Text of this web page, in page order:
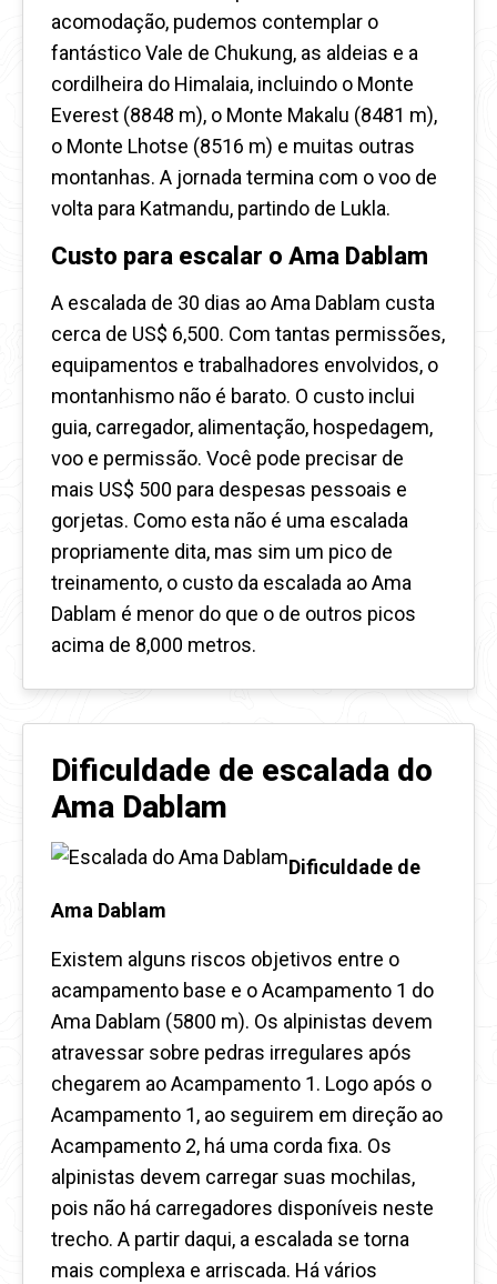
acomodação, pudemos contemplar o
fantástico Vale de Chukung, as aldeias e a
cordilheira do Himalaia, incluindo o Monte
Everest (8848 m), o Monte Makalu (8481 m),
o Monte Lhotse (8516 m) e muitas outras
montanhas. A jornada termina com o voo de
volta para Katmandu, partindo de Lukla.
Custo para escalar o Ama Dablam
A escalada de 30 dias ao Ama Dablam custa
cerca de US$ 6,500. Com tantas permissões,
equipamentos e trabalhadores envolvidos, o
montanhismo não é barato. O custo inclui
guia, carregador, alimentação, hospedagem,
voo e permissão. Você pode precisar de
mais US$ 500 para despesas pessoais e
gorjetas. Como esta não é uma escalada
propriamente dita, mas sim um pico de
treinamento, o custo da escalada ao Ama
Dablam é menor do que o de outros picos
acima de 8,000 metros.
Dificuldade de escalada do
Ama Dablam
Dificuldade de
Ama Dablam
Existem alguns riscos objetivos entre o
acampamento base e o Acampamento 1 do
Ama Dablam (5800 m). Os alpinistas devem
atravessar sobre pedras irregulares após
chegarem ao Acampamento 1. Logo após o
Acampamento 1, ao seguirem em direção ao
Acampamento 2, há uma corda fixa. Os
alpinistas devem carregar suas mochilas,
pois não há carregadores disponíveis neste
trecho. A partir daqui, a escalada se torna
mais complexa e arriscada. Há vários